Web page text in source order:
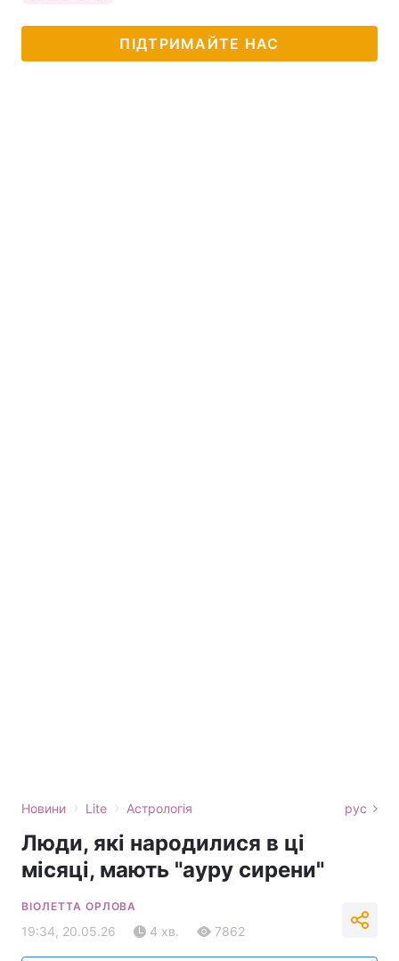
ПІДТРИМАЙТЕ НАС
Новини › Lite › Астрологія рус
Люди, які народилися в ці
місяці, мають "ауру сирени"
ВІОЛЕТТА ОРЛОВА
19:34, 20.05.26 4 хв. 7862